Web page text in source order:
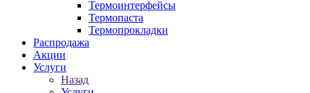
Термоинтерфейсы
Термопаста
Термопрокладки
Распродажа
Акции
Услуги
Назад